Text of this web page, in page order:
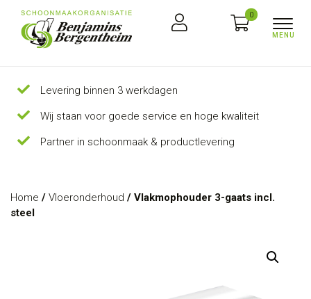
0
Levering binnen 3 werkdagen
Wij staan voor goede service en hoge kwaliteit
Partner in schoonmaak & productlevering
Home / Vloeronderhoud / Vlakmophouder 3-gaats incl.
steel